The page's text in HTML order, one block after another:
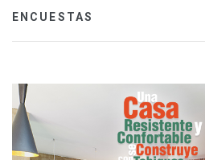
ENCUESTAS